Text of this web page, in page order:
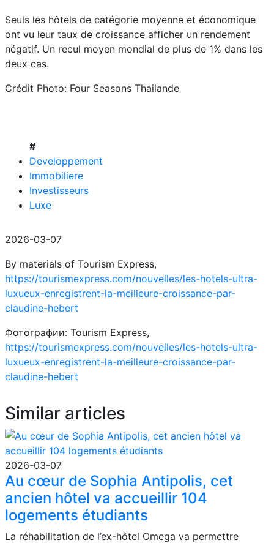
Seuls les hôtels de catégorie moyenne et économique
ont vu leur taux de croissance afficher un rendement
négatif. Un recul moyen mondial de plus de 1% dans les
deux cas.
Crédit Photo: Four Seasons Thailande
#
Developpement
Immobiliere
Investisseurs
Luxe
2026-03-07
By materials of Tourism Express,
https://tourismexpress.com/nouvelles/les-hotels-ultra-
luxueux-enregistrent-la-meilleure-croissance-par-
claudine-hebert
Фотографии: Tourism Express,
https://tourismexpress.com/nouvelles/les-hotels-ultra-
luxueux-enregistrent-la-meilleure-croissance-par-
claudine-hebert
Similar articles
2026-03-07
Au cœur de Sophia Antipolis, cet
ancien hôtel va accueillir 104
logements étudiants
La réhabilitation de l’ex-hôtel Omega va permettre